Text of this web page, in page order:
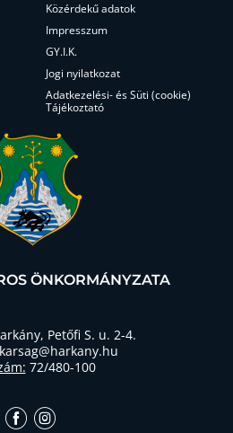
Közérdekű adatok
Impresszum
GY.I.K.
Jogi nyilatkozat
Adatkezelési- és Süti (cookie)
Tájékoztató
ÖNKORMÁNYZATA
Petőfi S. u. 2-4.
72/480-100